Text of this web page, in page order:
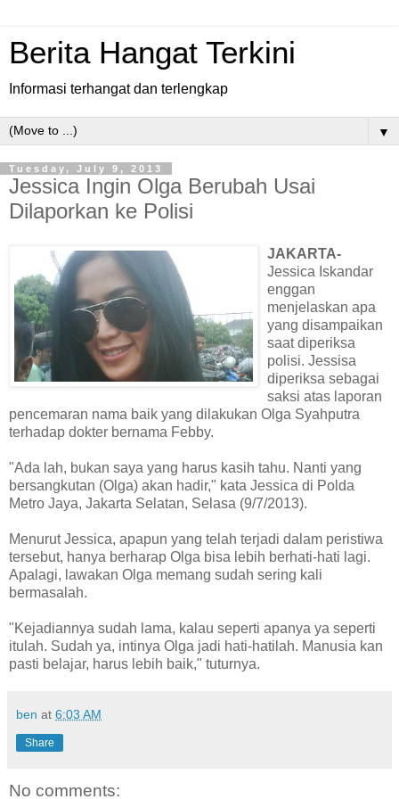
Berita Hangat Terkini
Informasi terhangat dan terlengkap
▼
Tuesday, July 9, 2013
Jessica Ingin Olga Berubah Usai
Dilaporkan ke Polisi
JAKARTA-
Jessica Iskandar
enggan
menjelaskan apa
yang disampaikan
saat diperiksa
polisi. Jessisa
diperiksa sebagai
saksi atas laporan
pencemaran nama baik yang dilakukan Olga Syahputra
terhadap dokter bernama Febby.
"Ada lah, bukan saya yang harus kasih tahu. Nanti yang
bersangkutan (Olga) akan hadir," kata Jessica di Polda
Metro Jaya, Jakarta Selatan, Selasa (9/7/2013).
Menurut Jessica, apapun yang telah terjadi dalam peristiwa
tersebut, hanya berharap Olga bisa lebih berhati-hati lagi.
Apalagi, lawakan Olga memang sudah sering kali
bermasalah.
"Kejadiannya sudah lama, kalau seperti apanya ya seperti
itulah. Sudah ya, intinya Olga jadi hati-hatilah. Manusia kan
pasti belajar, harus lebih baik," tuturnya.
ben at 6:03 AM
Share
No comments: